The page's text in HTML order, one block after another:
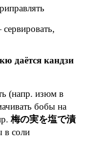
даётся кандзи
(напр. изюм в
бобы на
梅の実を塩で漬
в соли